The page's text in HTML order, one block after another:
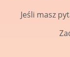
Jeśli masz